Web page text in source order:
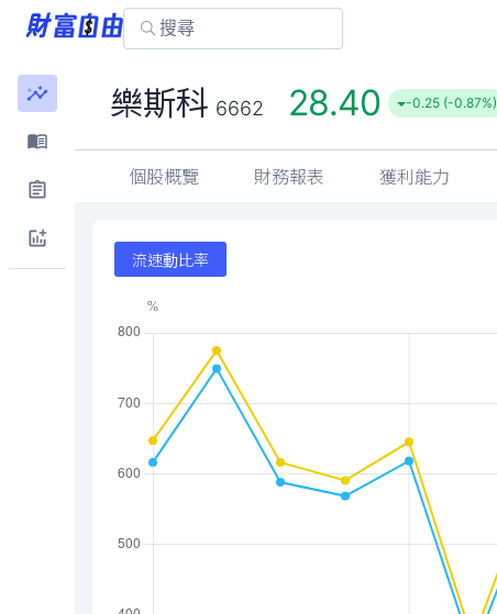
樂斯科 6662 28.40 -0.25 (-0.87%)
個股概覽 財務報表 獲利能力
流速動比率